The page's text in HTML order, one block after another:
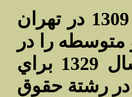
دكتر منوچهر آزمون در سال 1309 در تهران
متوسطه را در
تهران به پايان رسانيد. در سال 1329 براي
در رشتة حقوق